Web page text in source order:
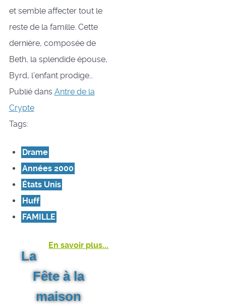
et semble affecter tout le
reste de la famille. Cette
dernière, composée de
Beth, la splendide épouse,
Byrd, l’enfant prodige…
Publié dans Antre de la
Crypte
Tags:
Drame
Années 2000
États Unis
Huff
FAMILLE
En savoir plus...
La
Fête à la
maison